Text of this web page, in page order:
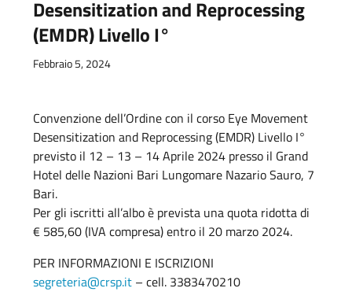
Desensitization and Reprocessing
(EMDR) Livello I°
Febbraio 5, 2024
Convenzione dell’Ordine con il corso Eye Movement
Desensitization and Reprocessing (EMDR) Livello I°
previsto il 12 – 13 – 14 Aprile 2024 presso il Grand
Hotel delle Nazioni Bari Lungomare Nazario Sauro, 7
Bari.
Per gli iscritti all’albo è prevista una quota ridotta di
€ 585,60 (IVA compresa) entro il 20 marzo 2024.
PER INFORMAZIONI E ISCRIZIONI
segreteria@crsp.it – cell. 3383470210